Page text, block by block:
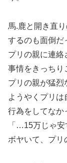
馬.鹿と開き直
するのも面倒だ
プリの親に連絡
事情をきっちり
プリの親が猛烈
ようやくプリ
行為をしてなか
「…15万じゃ
ボヤいて、プリ